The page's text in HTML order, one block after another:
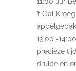
’t Oal
13:00 -
precieze
drukte en